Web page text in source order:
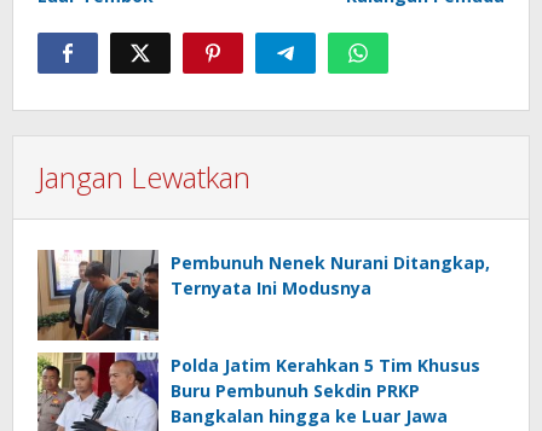
Jangan Lewatkan
Pembunuh Nenek Nurani Ditangkap,
Ternyata Ini Modusnya
Polda Jatim Kerahkan 5 Tim Khusus
Buru Pembunuh Sekdin PRKP
Bangkalan hingga ke Luar Jawa